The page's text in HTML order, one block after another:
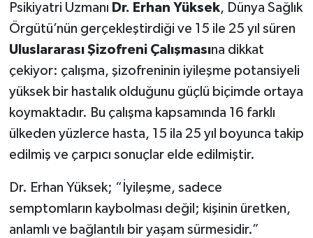
Psikiyatri Uzmanı Dr. Erhan Yüksek, Dünya Sağlık
Örgütü’nün gerçekleştirdiği ve 15 ile 25 yıl süren
Uluslararası Şizofreni Çalışmasına dikkat
çekiyor: çalışma, şizofreninin iyileşme potansiyeli
yüksek bir hastalık olduğunu güçlü biçimde ortaya
koymaktadır. Bu çalışma kapsamında 16 farklı
ülkeden yüzlerce hasta, 15 ila 25 yıl boyunca takip
edilmiş ve çarpıcı sonuçlar elde edilmiştir.
Dr. Erhan Yüksek; “İyileşme, sadece
semptomların kaybolması değil; kişinin üretken,
anlamlı ve bağlantılı bir yaşam sürmesidir.”